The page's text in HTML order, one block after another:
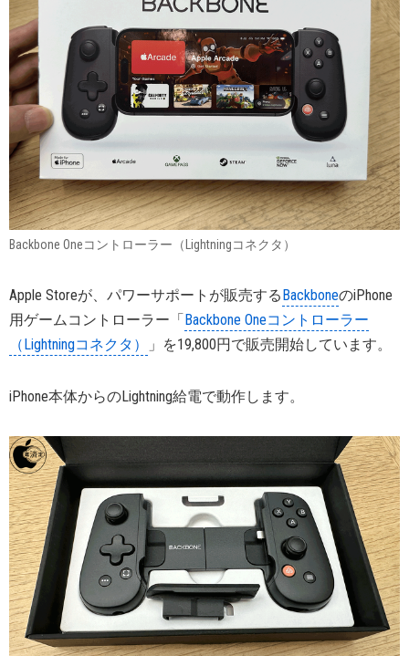
Backbone Oneコントローラー（Lightningコネクタ）
Apple Storeが、パワーサポートが販売するBackboneのiPhone
用ゲームコントローラー「Backbone Oneコントローラー
（Lightningコネクタ）
」を19,800円で販売開始しています。
iPhone本体からのLightning給電で動作します。